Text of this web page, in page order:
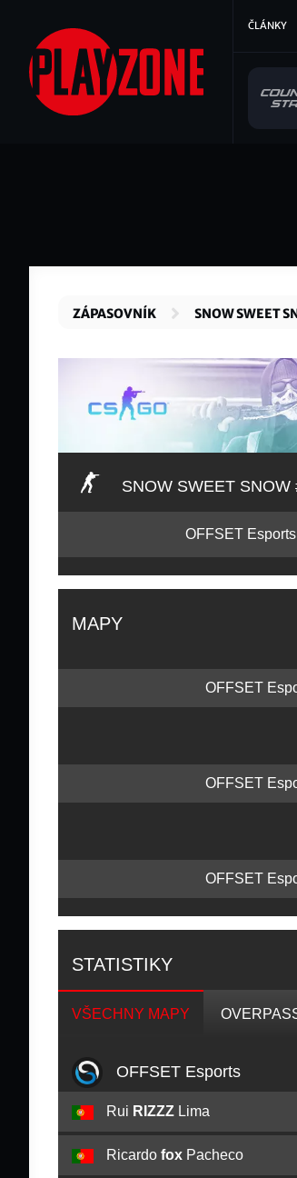
hlavnímu
obsahu
ČLÁNKY
ZÁPASOVNÍK SNOW SWEET
SNOW SWEET SNOW
OFFSET Esports
MAPY
OFFSET
OFFSET
OFFSET
STATISTIKY
VŠECHNY MAPY
OFFSET Esports
Rui RIZZZ Lima
Ricardo fox Pacheco